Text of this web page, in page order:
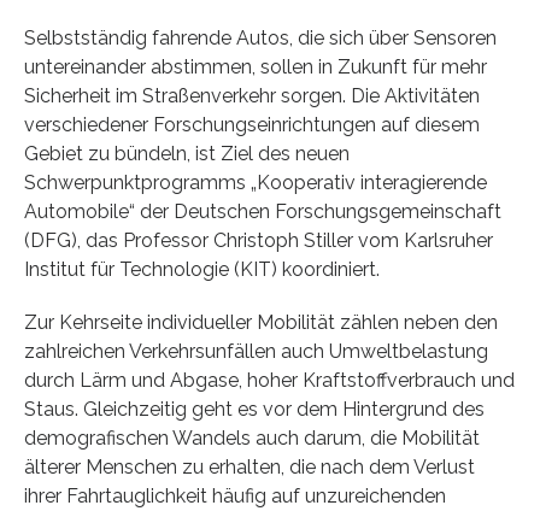
Selbstständig fahrende Autos, die sich über Sensoren
untereinander abstimmen, sollen in Zukunft für mehr
Sicherheit im Straßenverkehr sorgen. Die Aktivitäten
verschiedener Forschungseinrichtungen auf diesem
Gebiet zu bündeln, ist Ziel des neuen
Schwerpunktprogramms „Kooperativ interagierende
Automobile“ der Deutschen Forschungsgemeinschaft
(DFG), das Professor Christoph Stiller vom Karlsruher
Institut für Technologie (KIT) koordiniert.
Zur Kehrseite individueller Mobilität zählen neben den
zahlreichen Verkehrsunfällen auch Umweltbelastung
durch Lärm und Abgase, hoher Kraftstoffverbrauch und
Staus. Gleichzeitig geht es vor dem Hintergrund des
demografischen Wandels auch darum, die Mobilität
älterer Menschen zu erhalten, die nach dem Verlust
ihrer Fahrtauglichkeit häufig auf unzureichenden